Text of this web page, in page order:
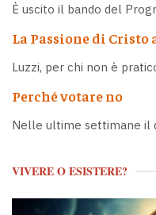
È uscito il bando del
La Passione di Cristo
Luzzi, per chi non è
Perché votare no
Nelle ultime settimane il
VIVERE O ESISTERE?